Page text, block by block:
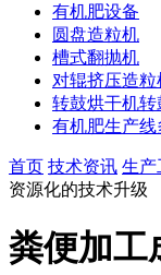
有机肥设备
圆盘造粒机
槽式翻抛机
对辊挤压造粒
转鼓烘干机转
有机肥生产线
首页 技术资讯 生产
资源化的技术升级
粪便加工